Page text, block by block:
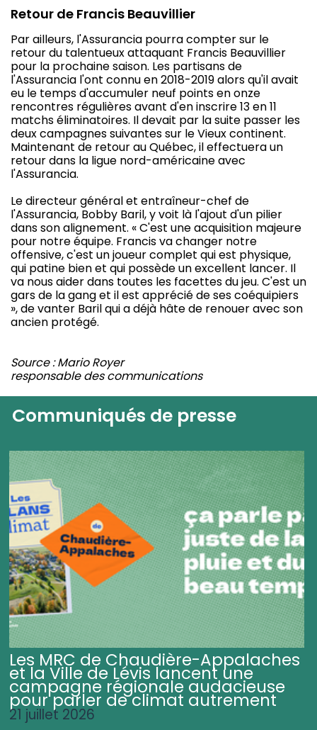
Retour de Francis Beauvillier
Par ailleurs, l'Assurancia pourra compter sur le
retour du talentueux attaquant Francis Beauvillier
pour la prochaine saison. Les partisans de
l'Assurancia l'ont connu en 2018-2019 alors qu'il avait
eu le temps d'accumuler neuf points en onze
rencontres régulières avant d'en inscrire 13 en 11
matchs éliminatoires. Il devait par la suite passer les
deux campagnes suivantes sur le Vieux continent.
Maintenant de retour au Québec, il effectuera un
retour dans la ligue nord-américaine avec
l'Assurancia.
Le directeur général et entraîneur-chef de
l'Assurancia, Bobby Baril, y voit là l'ajout d'un pilier
dans son alignement. « C'est une acquisition majeure
pour notre équipe. Francis va changer notre
offensive, c'est un joueur complet qui est physique,
qui patine bien et qui possède un excellent lancer. Il
va nous aider dans toutes les facettes du jeu. C'est un
gars de la gang et il est apprécié de ses coéquipiers
», de vanter Baril qui a déjà hâte de renouer avec son
ancien protégé.
Source : Mario Royer
responsable des communications
Communiqués de presse
Les MRC de Chaudière-Appalaches
et la Ville de Lévis lancent une
campagne régionale audacieuse
pour parler de climat autrement
21 juillet 2026